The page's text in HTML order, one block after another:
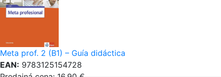
Meta prof. 2 (B1) – Guía didáctica
EAN: 9783125154728